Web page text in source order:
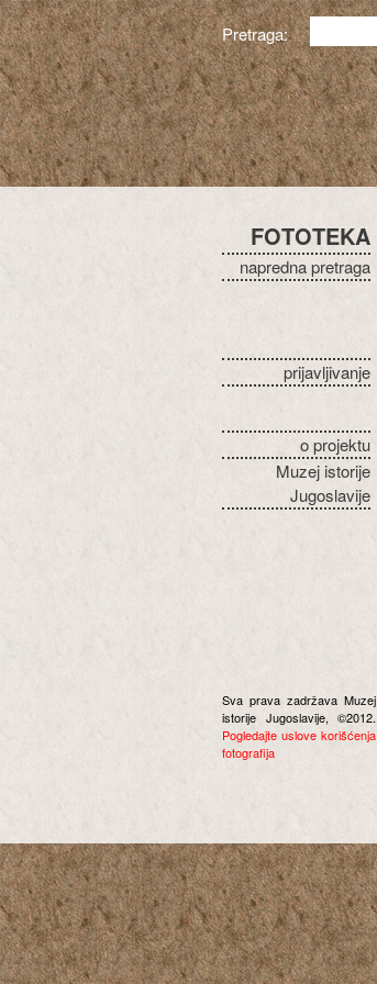
Pretraga:
FOTOTEKA
napredna pretraga
prijavljivanje
o projektu
Muzej istorije
Jugoslavije
Sva prava zadržava Muzej
istorije Jugoslavije, ©2012.
Pogledajte uslove korišćenja
fotografija